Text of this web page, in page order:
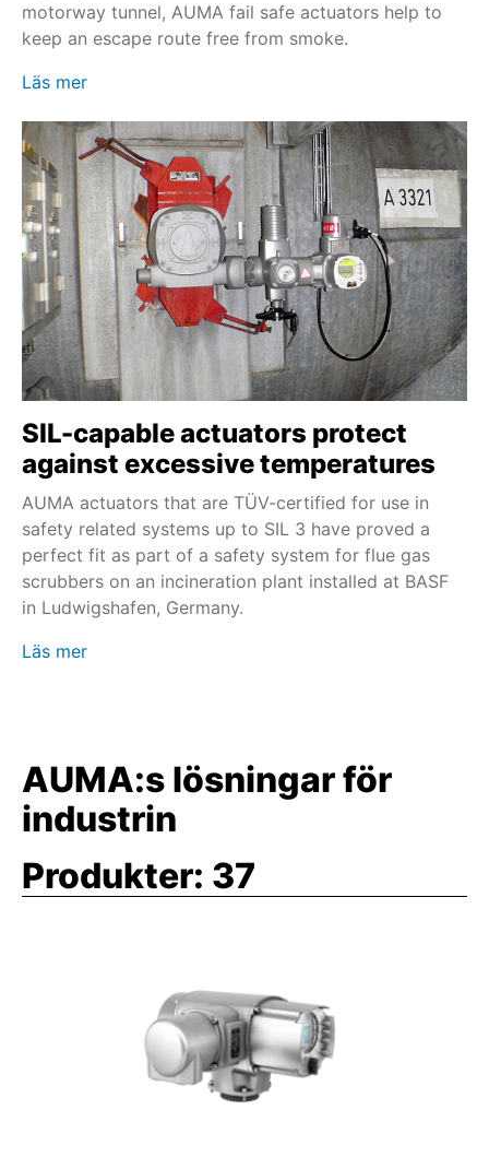
motorway tunnel, AUMA fail safe actuators help to
keep an escape route free from smoke.
Läs mer
SIL-capable actuators protect
against excessive temperatures
AUMA actuators that are TÜV-certified for use in
safety related systems up to SIL 3 have proved a
perfect fit as part of a safety system for flue gas
scrubbers on an incineration plant installed at BASF
in Ludwigshafen, Germany.
Läs mer
AUMA:s lösningar för
industrin
Produkter: 37